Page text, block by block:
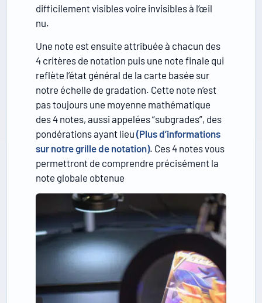
difficilement visibles voire invisibles à l’œil
nu.
Une note est ensuite attribuée à chacun des
4 critères de notation puis une note finale qui
reflète l’état général de la carte basée sur
notre échelle de gradation. Cette note n’est
pas toujours une moyenne mathématique
des 4 notes, aussi appelées “subgrades”, des
pondérations ayant lieu (Plus d’informations
sur notre grille de notation). Ces 4 notes vous
permettront de comprendre précisément la
note globale obtenue